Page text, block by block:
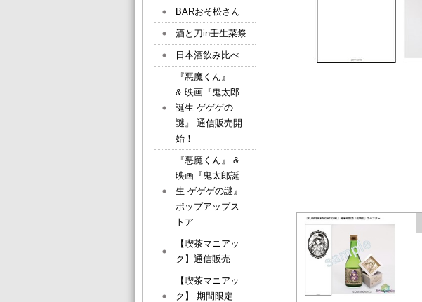
BARおそ松さん
酒と刀in壬生菜祭
日本酒飲み比べ
『悪魔くん』
& 映画『鬼太郎
誕生 ゲゲゲの
謎』 通信販売開
始！
『悪魔くん』 &
映画『鬼太郎誕
生 ゲゲゲの謎』
ポップアップス
トア
【喫茶マニアッ
ク】通信販売
【喫茶マニアッ
ク】 期間限定